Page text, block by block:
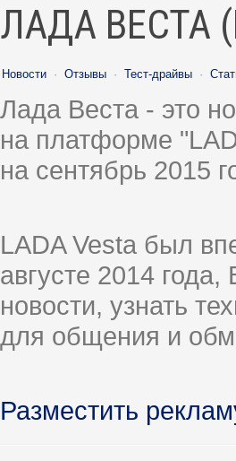
ЛАДА ВЕСТА
Новости · Отзывы · Тест-драйвы ·
Лада Веста - это
на платформе
на сентябрь 2015
LADA Vesta был
августе 2014
новости, узнать
для общения и
Разместить